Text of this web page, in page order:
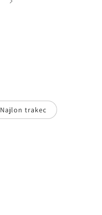
Najlon trakec